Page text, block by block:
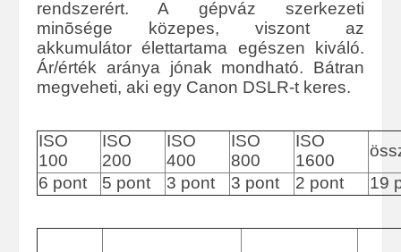
rendszerért. A gépváz szerkezeti
minõsége közepes, viszont az
akkumulátor élettartama egészen kiváló.
Ár/érték aránya jónak mondható. Bátran
megveheti, aki egy Canon DSLR-t keres.
ISO
100
ISO
200
ISO
400
ISO
800
ISO
1600
6 pont
5 pont 3 pont 3 pont 2 pont 19